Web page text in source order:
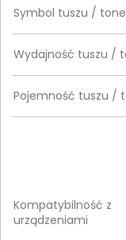
Symbol tuszu /
Wydajność tuszu /
Pojemność tuszu /
Kompatybilność z
urządzeniami